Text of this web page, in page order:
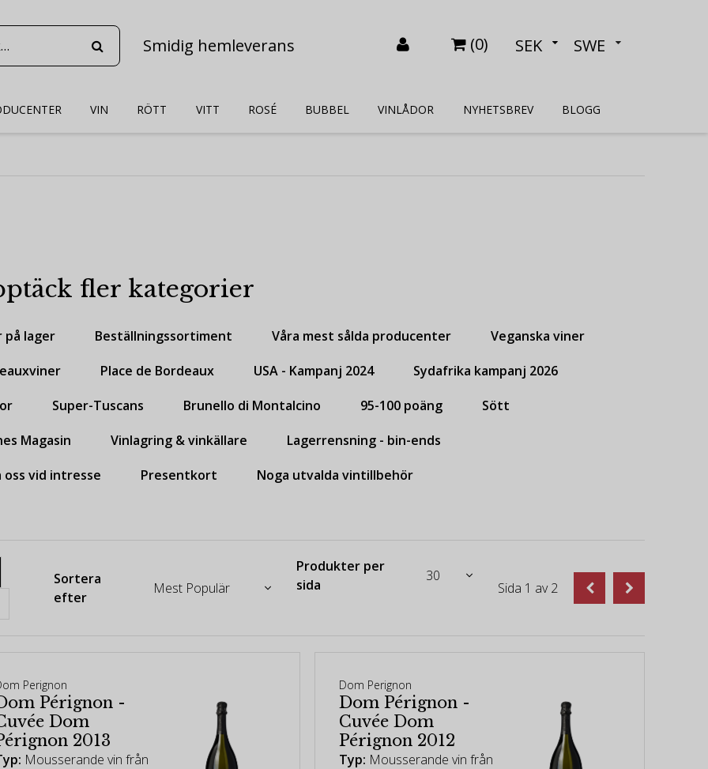
Smidig hemleverans (0) SEK SWE
VIN RÖTT VITT ROSÉ BUBBEL VINLÅDOR NYHETSBREV BLOGG
fler kategorier
på lager Beställningssortiment Våra mest sålda producenter
Veganska viner
Place de Bordeaux USA - Kampanj 2024
Sydafrika kampanj 2026
Super-Tuscans Brunello di Montalcino 95-100 poäng
Sött
Magasin
Vinlagring & vinkällare
Lagerrensning - bin-ends
oss vid intresse
Presentkort Noga utvalda vintillbehör
Sortera
efter
Produkter per
sida
Sida 1 av2
Perignon
Pérignon -
Dom
2013
Mousserande vin från
Dom Perignon
Dom Pérignon -
Cuvée Dom
Pérignon 2012
Typ: Mousserande vin från